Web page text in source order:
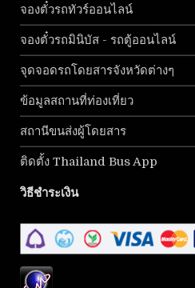
จองตั๋วรถทัวร์ออนไลน์
จองตั๋วรถมินิบัส - รถตู้ออนไลน์
จุดจอดรถโดยสารจังหวัดต่างๆ
ข้อมูลสถานที่ท่องเที่ยว
สถานีขนส่งผู้โดยสาร
ติดตั้ง Thailand Bus App
วิธีชำระเงิน